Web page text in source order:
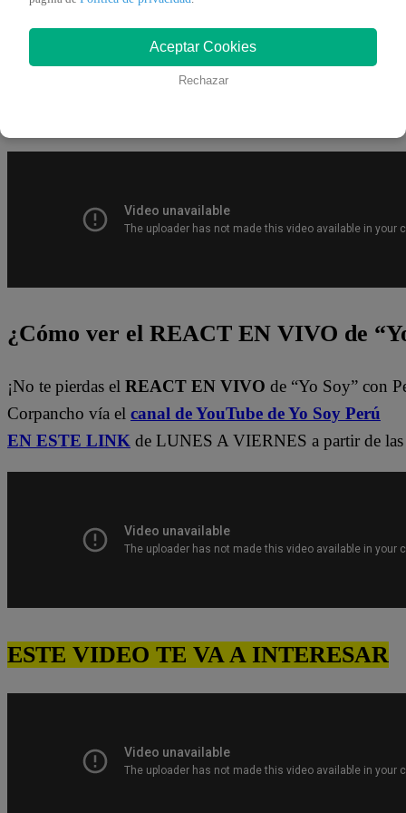
¿Dónde ver todos los capítulos de “Yo
¡Latino! Todos los capítulos de “Yo Soy” están
¿Cómo ver el REACT EN VIVO de
¡No te pierdas el REACT EN VIVO de “Yo Soy” con
Corpancho vía el canal de YouTube de Yo Soy Perú
EN ESTE LINK de LUNES A VIERNES a partir de
ESTE VIDEO TE VA A INTERESAR
Aceptar Cookies
Rechazar